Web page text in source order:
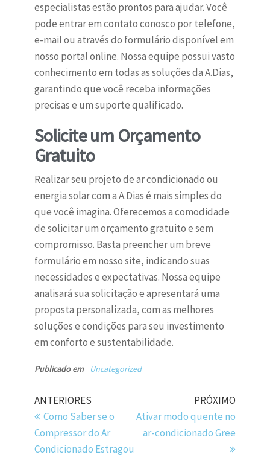
especialistas estão prontos para ajudar. Você
pode entrar em contato conosco por telefone,
e-mail ou através do formulário disponível em
nosso portal online. Nossa equipe possui vasto
conhecimento em todas as soluções da A.Dias,
garantindo que você receba informações
precisas e um suporte qualificado.
Solicite um Orçamento
Gratuito
Realizar seu projeto de ar condicionado ou
energia solar com a A.Dias é mais simples do
que você imagina. Oferecemos a comodidade
de solicitar um orçamento gratuito e sem
compromisso. Basta preencher um breve
formulário em nosso site, indicando suas
necessidades e expectativas. Nossa equipe
analisará sua solicitação e apresentará uma
proposta personalizada, com as melhores
soluções e condições para seu investimento
em conforto e sustentabilidade.
Publicado em Uncategorized
ANTERIORES
Como Saber se o
Compressor do Ar
Condicionado Estragou
PRÓXIMO
Ativar modo quente no
ar-condicionado Gree